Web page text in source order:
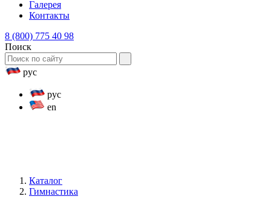
Галерея
Контакты
8 (800) 775 40 98
Поиск
рус
рус
en
Каталог
Гимнастика